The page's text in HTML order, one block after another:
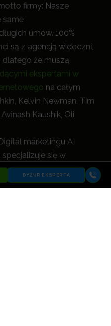
firmy: Nasze
same
umów. 100%
są z agencją widoczni,
dlatego że muszą.
ekspertami w
na całym
Kelvin Newman, Tim
Kaushik, Oli
marketingu AI
specjalizuje się w
pod kątem
językowych (LLM) .
DYŻUR EKSPERTA